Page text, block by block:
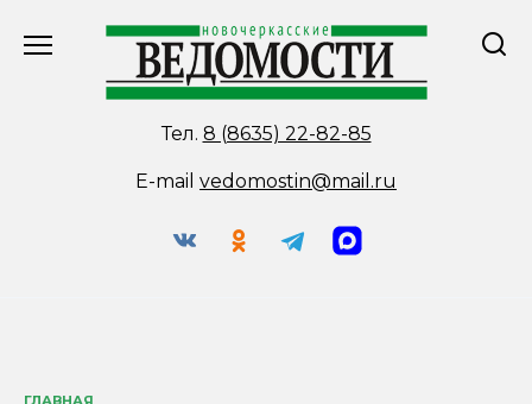
Тел. 8 (8635) 22-82-85
E-mail vedomostin@mail.ru
ГЛАВНАЯ